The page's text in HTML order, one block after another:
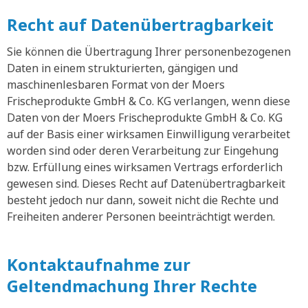
Recht auf Datenübertragbarkeit
Sie können die Übertragung Ihrer personenbezogenen
Daten in einem strukturierten, gängigen und
maschinenlesbaren Format von der Moers
Frischeprodukte GmbH & Co. KG verlangen, wenn diese
Daten von der Moers Frischeprodukte GmbH & Co. KG
auf der Basis einer wirksamen Einwilligung verarbeitet
worden sind oder deren Verarbeitung zur Eingehung
bzw. Erfüllung eines wirksamen Vertrags erforderlich
gewesen sind. Dieses Recht auf Datenübertragbarkeit
besteht jedoch nur dann, soweit nicht die Rechte und
Freiheiten anderer Personen beeinträchtigt werden.
Kontaktaufnahme zur
Geltendmachung Ihrer Rechte